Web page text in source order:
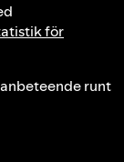
för
runt